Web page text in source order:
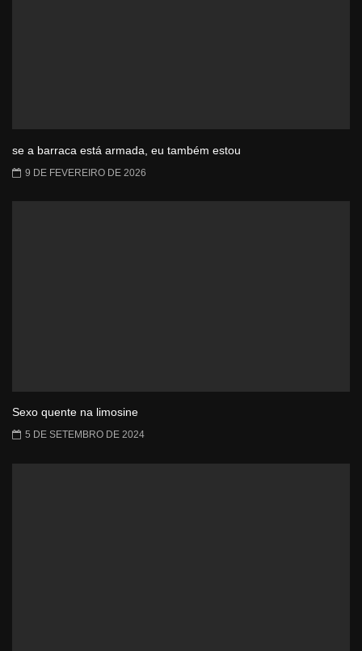
se a barraca está armada, eu também estou
9 DE FEVEREIRO DE 2026
Sexo quente na limosine
5 DE SETEMBRO DE 2024